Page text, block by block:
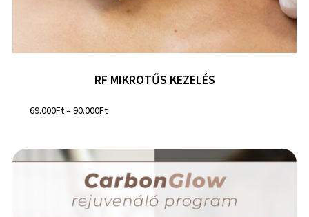
RF MIKROTŰS KEZELÉS
69.000Ft–90.000Ft